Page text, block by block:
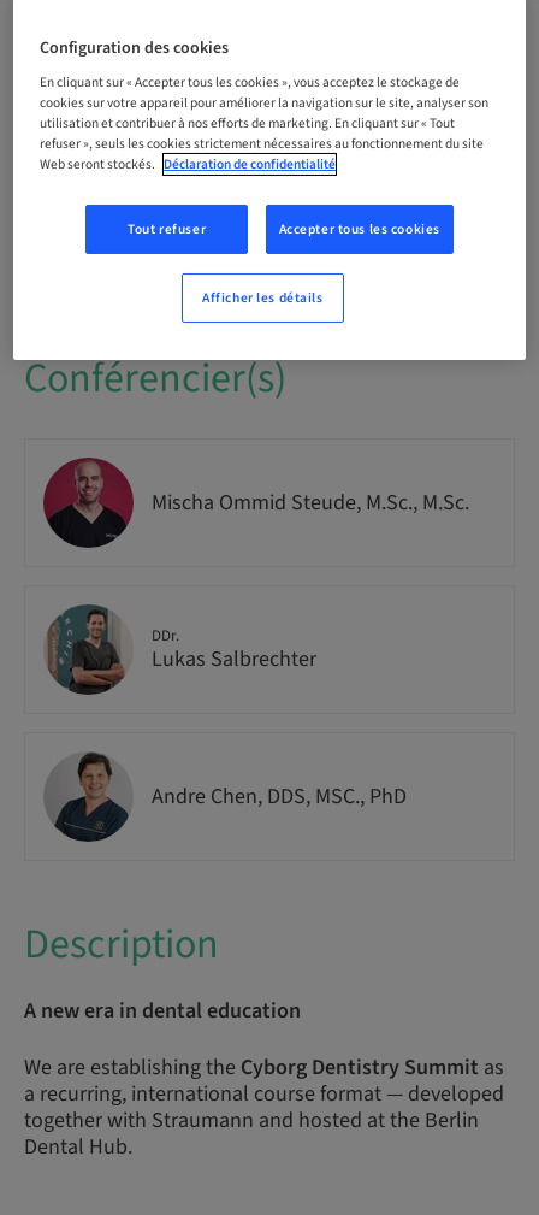
Méthode de livraison
Live surgery
Audience
national
IMPO9263
Conférencier(s)
Mischa Ommid Steude, M.Sc., M.Sc.
DDr.
Lukas Salbrechter
Andre Chen, DDS, MSC., PhD
Description
A new era in dental education
We are establishing the Cyborg Dentistry Summit as
a recurring, international course format — developed
together with Straumann and hosted at the Berlin
Dental Hub.
Configuration des cookies
En cliquant sur « Accepter tous les cookies », vous acceptez le stockage de
cookies sur votre appareil pour améliorer la navigation sur le site, analyser son
utilisation et contribuer à nos efforts de marketing. En cliquant sur « Tout
refuser », seuls les cookies strictement nécessaires au fonctionnement du site
Web seront stockés. Déclaration de confidentialité
Tout refuser Accepter tous les cookies
Afficher les détails